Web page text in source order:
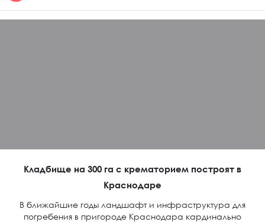
Кладбище на 300 га с крематорием построят в
Краснодаре
В ближайшие годы ландшафт и инфраструктура для
погребения в пригороде Краснодара кардинально